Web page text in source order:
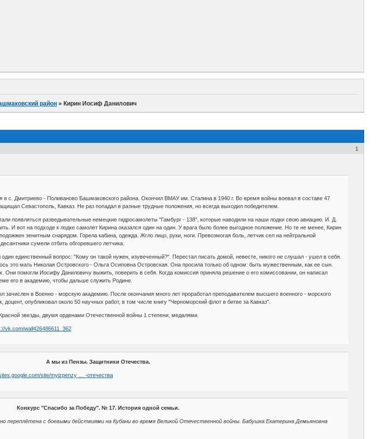
район » Кирин Иосиф Данилович
1
в с. Дмитриево - Поливаново Башмаковского района. Окончил ВМАУ им. Сталина в 1940 г. Во время войны воевал в составе 47
Севастополь, Кавказ. Не раз попадал в разные трудные положения, но всегда выходил победителем.
появляться разведывательные немецкие гидросамолеты "Гамбург - 138", которые наводили на наши лодки свою авиацию. И. Д.
И вот на подходе к лодке самолет Кирина оказался один на один. У врага было более выгодное положение. Но те не менее, Кирин
зенитным снарядом. Горела кабина, одежда. Жгло лицо, руки, ноги. Превозмогая боль, летчик сел на нейтральной
сумели отбить обгоревшего летчика.
единственный вопрос: "Кому он такой нужен, изувеченный?". Перестал писать домой, невесте, никого не слушал - ушел в себя.
это мать Николая Островского - Ольга Осиповна Островская. Она просила только об одном: быть мужественным, как ее сын.
Они помогли Иосифу Даниловичу выжить, поверить в себя. Когда комиссия приняла решение о его комиссовании, он написал
его в академию, чтобы дальше служить Родине.
в Военно - морскую академию. После окончания много лет проработал преподавателем высшего военного - морского
опубликовал около 50 научных работ, в том числе книгу "Черноморский флот в битве за Кавказ".
звезды, двумя орденами Отечественной войны 1 степени, медалями.
vk.com/wall426486611_362
А мы из Пензы. Защитники Отечества.
site/myizpenzy … -отечества
Конкурс "Спасибо за Победу". № 17. История одной семьи.
переплётена с боевыми действиями на Кубани во время Великой Отечественной войны. Бабушка Екатерина Демьяновна